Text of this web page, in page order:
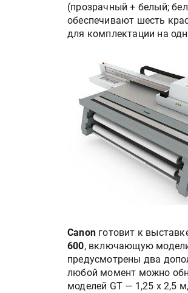
(прозрачный + белый;
обеспечивают шесть
для комплектации на
Canon готовит к
600, включающую модели
предусмотрены два
любой момент можно
моделей GT — 1,25 х 2,5